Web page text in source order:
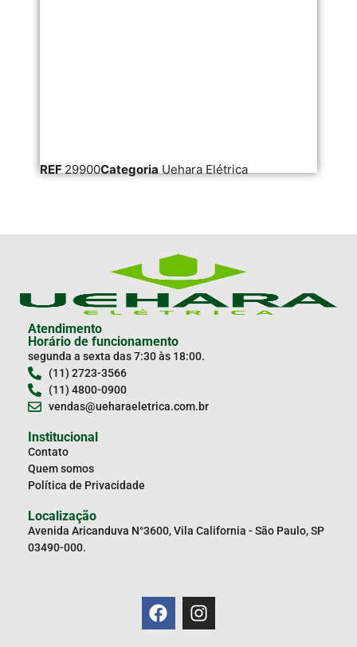
REF 29900Categoria Uehara Elétrica
Atendimento
Horário de funcionamento
segunda a sexta das 7:30 às 18:00.
(11) 2723-3566
(11) 4800-0900
vendas@ueharaeletrica.com.br
Institucional
Contato
Quem somos
Política de Privacidade
Localização
Avenida Aricanduva N°3600, Vila California - São Paulo, SP
03490-000.